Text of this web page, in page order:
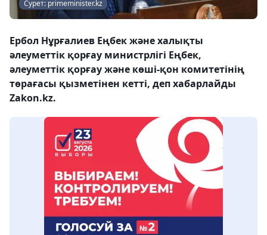
Сурет: primeminister.kz
Ербол Нұрғалиев Еңбек және халықты
әлеуметтік қорғау министрлігі Еңбек,
әлеуметтік қорғау және көші-қон комитетінің
төрағасы қызметінен кетті, деп хабарлайды
Zakon.kz.